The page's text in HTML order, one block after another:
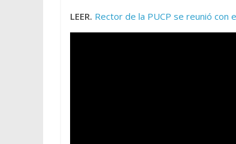
LEER. Rector de la PUCP se reunió con